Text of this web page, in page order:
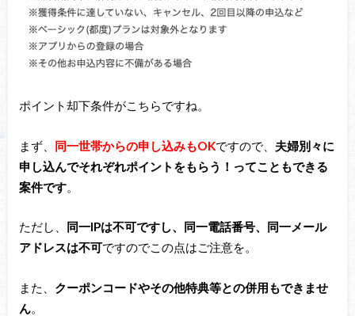
ポイント却下条件がこちらですね。
まず、 同一世帯からの申し込みもOKですので、 夫婦別々に
申し込んでそれぞれポイントをもらう！ってこともできる
案件です。
ただし、 同一IPは不可ですし、同一電話番号、同一メール
アドレスは不可ですのでこの点はご注意を。
また、 クーポンコードやその他特典等との併用もできませ
ん。